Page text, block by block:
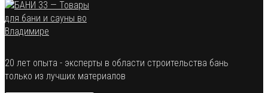
20 лет опыта - эксперты в области строительства бань
только из лучших материалов